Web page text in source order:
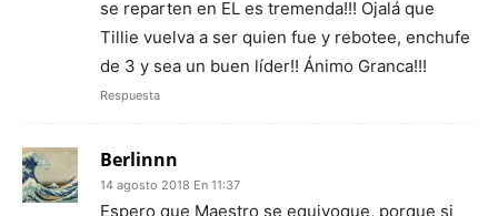
se reparten en EL es tremenda!!! Ojalá que
Tillie vuelva a ser quien fue y rebotee, enchufe
de 3 y sea un buen líder!! Ánimo Granca!!!
Respuesta
Berlinnn
14 agosto 2018 En 11:37
Espero que Maestro se equivoque, porque si